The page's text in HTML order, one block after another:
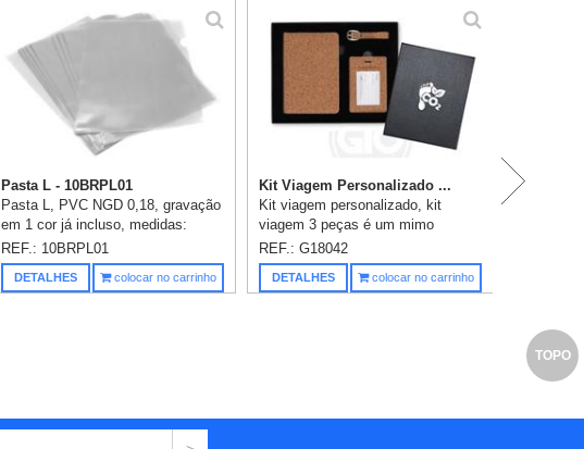
Pasta L - 10BRPL01
Pasta L, PVC NGD 0,18, gravação
em 1 cor já incluso, medidas:
23x33cm.
REF.: 10BRPL01
DETALHES colocar no carrinho
Kit Viagem Personalizado ...
Kit viagem personalizado, kit
viagem 3 peças é um mimo
essencial para viajantes. O
conjunto, com acabamento em
cortiça, inclui um porta-passaporte
REF.: G18042
DETALHES colocar no carrinho
TOPO